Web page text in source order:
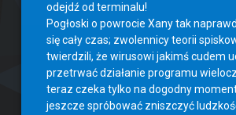
odejdź od terminalu!
Pogłoski o powrocie Xany tak
się cały czas; zwolennicy teorii
twierdzili, że wirusowi jakimś cudem
przetrwać działanie programu
teraz czeka tylko na dogodny
jeszcze spróbować zniszczyć